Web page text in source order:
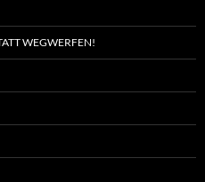
WEGWERFEN!